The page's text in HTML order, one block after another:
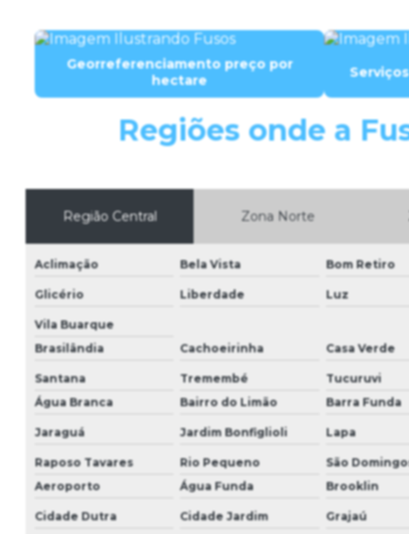
Georreferenciamento preço por
hectare
Regiões onde a
Região Central Zona Norte
Aclimação Bela Vista Bom Retiro
Glicério Liberdade Luz
Vila Buarque
Brasilândia
Cachoeirinha Casa Verde
Santana Tremembé Tucuruvi
Água Branca
Bairro do Limão Barra Funda
Jaraguá Jardim Bonfiglioli Lapa
Raposo Tavares Rio Pequeno São
Aeroporto
Água Funda Brooklin
Cidade Dutra Cidade Jardim Grajaú